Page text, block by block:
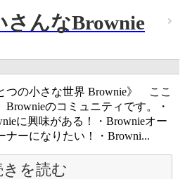
さんなBrownie
の小さな世界 Brownie》 ここ
のコミュニティです。・
に興味がある！・Brownieオー
ナーになりたい！・Browni...
きを読む